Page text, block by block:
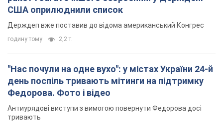
США оприлюднили список
Держдеп вже поставив до відома американський Конгрес
годину тому 2,2 т.
"Нас почули на одне вухо": у містах України 24-й
день поспіль тривають мітинги на підтримку
Федорова. Фото і відео
Антиурядові виступи з вимогою повернути Федорова досі
тривають